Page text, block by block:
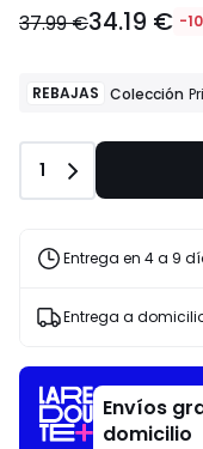
37.99 €34.19 € -
REBAJAS Colección
Cantidad
1
Entrega en 4 a 9
Entrega a
Envíos
domicilio